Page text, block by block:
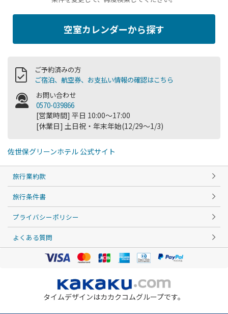
空室カレンダーから探す
ご予約済みの方
ご宿泊、航空券、お支払い情報の確認はこちら
お問い合わせ
0570-039866
[営業時間] 平日 10:00～17:00
[休業日] 土日祝・年末年始(12/29～1/3)
佐世保グリーンホテル 公式サイト
旅行業約款
旅行条件書
プライバシーポリシー
よくある質問
タイムデザインはカカクコムグループです。